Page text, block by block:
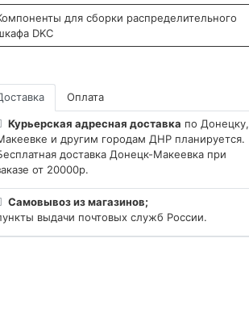
для сборки распределительного
DKC
Оплата
Курьерская адресная доставка по Донецку,
и другим городам ДНР планируется.
доставка Донецк-Макеевка при
от 20000р.
Самовывоз из магазинов;
выдачи почтовых служб России.